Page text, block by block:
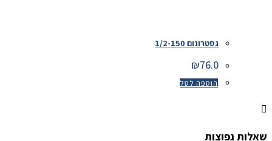
גסטרונום 1/2-150
₪76.0
הוספה לסל
שאלות נפוצות